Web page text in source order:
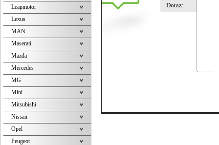
Dotaz:
Leapmotor
Lexus
MAN
Maserati
Mazda
Mercedes
MG
Mini
Mitsubishi
Nissan
Opel
Peugeot